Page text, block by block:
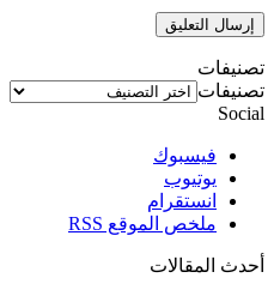
تصنيفات
تصنيفات
Social
فيسبوك
يوتيوب
انستقرام
ملخص الموقع RSS
أحدث المقالات